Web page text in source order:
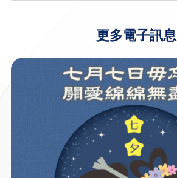
更多電子訊息